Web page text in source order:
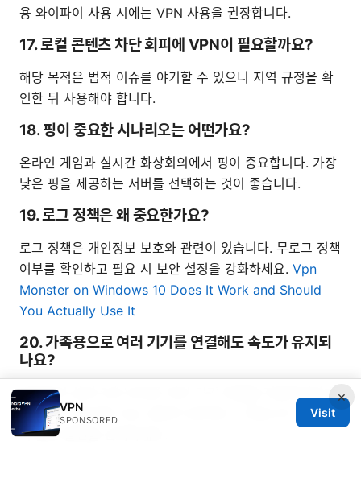
용 와이파이 사용 시에는 VPN 사용을 권장합니다.
17. 로컬 콘텐츠 차단 회피에 VPN이 필요할까요?
해당 목적은 법적 이슈를 야기할 수 있으니 지역 규정을 확
인한 뒤 사용해야 합니다.
18. 핑이 중요한 시나리오는 어떤가요?
온라인 게임과 실시간 화상회의에서 핑이 중요합니다. 가장
낮은 핑을 제공하는 서버를 선택하는 것이 좋습니다.
19. 로그 정책은 왜 중요한가요?
로그 정책은 개인정보 보호와 관련이 있습니다. 무로그 정책
여부를 확인하고 필요 시 보안 설정을 강화하세요. Vpn
Monster on Windows 10 Does It Work and Should
You Actually Use It
20. 가족용으로 여러 기기를 연결해도 속도가 유지되
나요?
대부분의 상위 5개 VPN은 여러 기기 연결을 지원하지만 동
시 접속 수에 따라 속도 분배가 달라질 수 있습니다. 필요 시
더 높은 플랜을 선택하세요.
×
VPN
SPONSORED
Visit